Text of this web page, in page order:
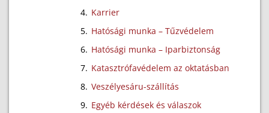
Karrier
Hatósági munka – Tűzvédelem
Hatósági munka – Iparbiztonság
Katasztrófavédelem az oktatásban
Veszélyesáru-szállítás
Egyéb kérdések és válaszok